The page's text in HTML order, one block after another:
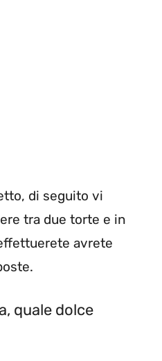
di seguito vi
tra due torte e in
avrete
quale dolce